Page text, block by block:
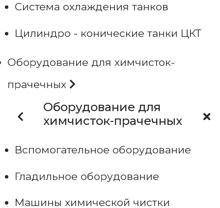
Система охлаждения танков
Цилиндро - конические танки ЦКТ
Оборудование для химчисток-
прачечных
Оборудование для
химчисток-прачечных
Вспомогательное оборудование
Гладильное оборудование
Машины химической чистки